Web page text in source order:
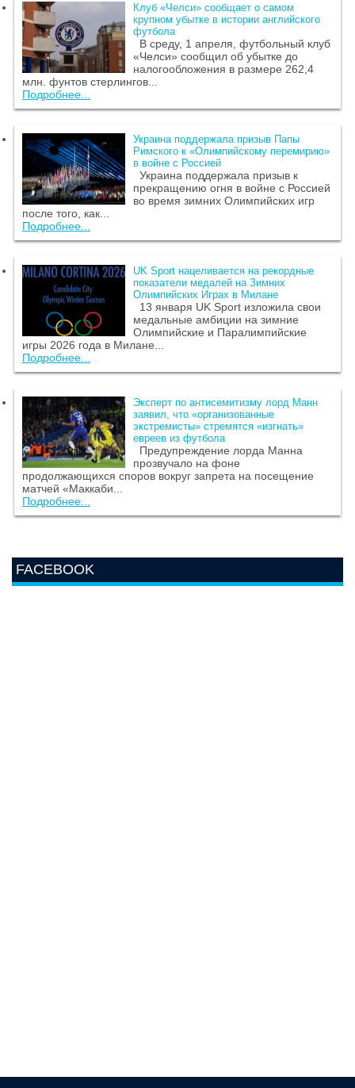
Клуб «Челси» сообщает о самом
крупном убытке в истории английского
футбола
В среду, 1 апреля, футбольный клуб
«Челси» сообщил об убытке до
налогообложения в размере 262,4
млн. фунтов стерлингов...
Подробнее...
Украина поддержала призыв Папы
Римского к «Олимпийскому перемирию»
в войне с Россией
Украина поддержала призыв к
прекращению огня в войне с Россией
во время зимних Олимпийских игр
после того, как...
Подробнее...
UK Sport нацеливается на рекордные
показатели медалей на Зимних
Олимпийских Играх в Милане
13 января UK Sport изложила свои
медальные амбиции на зимние
Олимпийские и Паралимпийские
игры 2026 года в Милане...
Подробнее...
Эксперт по антисемитизму лорд Манн
заявил, что «организованные
экстремисты» стремятся «изгнать»
евреев из футбола
Предупреждение лорда Манна
прозвучало на фоне
продолжающихся споров вокруг запрета на посещение
матчей «Маккаби...
Подробнее...
FACEBOOK